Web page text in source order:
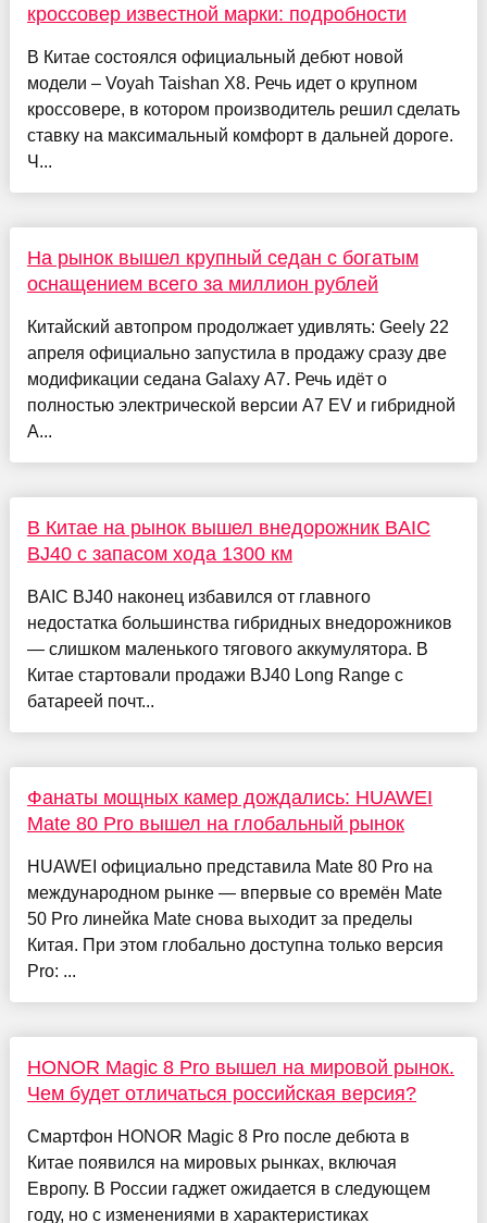
кроссовер известной марки: подробности
В Китае состоялся официальный дебют новой
модели – Voyah Taishan X8. Речь идет о крупном
кроссовере, в котором производитель решил сделать
ставку на максимальный комфорт в дальней дороге.
Ч...
На рынок вышел крупный седан с богатым
оснащением всего за миллион рублей
Китайский автопром продолжает удивлять: Geely 22
апреля официально запустила в продажу сразу две
модификации седана Galaxy A7. Речь идёт о
полностью электрической версии A7 EV и гибридной
A...
В Китае на рынок вышел внедорожник BAIC
BJ40 c запасом хода 1300 км
BAIC BJ40 наконец избавился от главного
недостатка большинства гибридных внедорожников
— слишком маленького тягового аккумулятора. В
Китае стартовали продажи BJ40 Long Range с
батареей почт...
Фанаты мощных камер дождались: HUAWEI
Mate 80 Pro вышел на глобальный рынок
HUAWEI официально представила Mate 80 Pro на
международном рынке — впервые со времён Mate
50 Pro линейка Mate снова выходит за пределы
Китая. При этом глобально доступна только версия
Pro: ...
HONOR Magic 8 Pro вышел на мировой рынок.
Чем будет отличаться российская версия?
Смартфон HONOR Magic 8 Pro после дебюта в
Китае появился на мировых рынках, включая
Европу. В России гаджет ожидается в следующем
году, но с изменениями в характеристиках